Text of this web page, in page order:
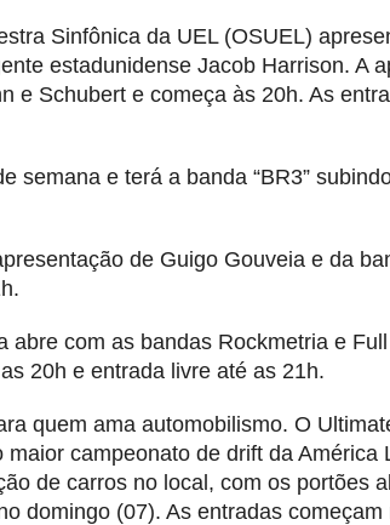
Sinfônica da UEL (OSUEL)
estadunidense Jacob Harrison. A
e Schubert e começa às 20h. As
semana e terá a banda “BR3”
de Guigo Gouveia e da
abre com as bandas Rockmetria e
20h e entrada livre até as 21h.
quem ama automobilismo. O
campeonato de drift da América
de carros no local, com os portões
domingo (07). As entradas começam
busca
na Série B
9
Secretaria de